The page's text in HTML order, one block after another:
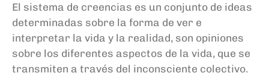
El sistema de creencias es un conjunto de ideas
determinadas sobre la forma de ver e
interpretar la vida y la realidad, son opiniones
sobre los diferentes aspectos de la vida, que se
transmiten a través del inconsciente colectivo.